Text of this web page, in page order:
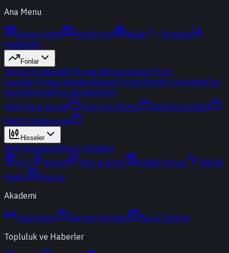
Ana Menu
Günün Özeti Portföyüm Radar
Terminal
Endeksler
Fonlar
Yatırım FonlarıBES FonlarıBorsa Yatırım Fonu
Popüler Fonlar YeniBir Bakışta FonlarPortföy ŞirketleriFon
KarşılaştırmaFon Simülasyonu
Akıllı Para Sinyali
Ters Fon Arama
Çakışma Analizi
Sektör Rotasyonu
Hisseler
Yerli HisselerYabancı Hisseler
ETF
Kripto Altın & Döviz Vadeli Piyasa
Teknik
Analiz
Araçlar
Akademi
Canlı Yayın Geçmiş Yayınlar
Yayın Takvimi
Topluluk ve Haberler